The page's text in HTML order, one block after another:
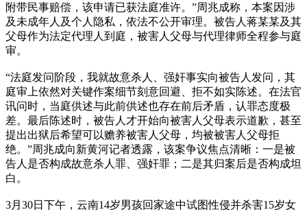
附带民事赔偿，该申请已获法庭准许。”周兆成称，本案因涉
及未成年人及个人隐私，依法不公开审理。被告人蒋某某及其
父母作为法定代理人到庭，被害人父母与代理律师全程参与庭
审。
“法庭发问阶段，我就故意杀人、强奸事实向被告人发问，其
庭审上依然对关键作案细节刻意回避、拒不如实陈述。在法官
讯问时，当庭供述与此前供述也存在前后矛盾，认罪态度极
差。最后陈述时，被告人才开始向被害人父母表示道歉，甚至
提出出狱后希望可以赡养被害人父母，均被被害人父母拒
绝。”周兆成向新黄河记者透露，该案争议焦点清晰：一是被
告人是否构成故意杀人罪、强奸罪；二是其归案后是否构成坦
白。
3月30日下午，云南14岁男孩回家途中试图性侵并杀害15岁女